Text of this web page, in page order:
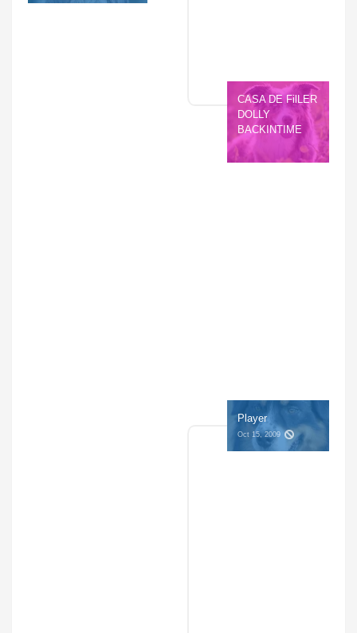
CASA DE FilLER
DOLLY
BACKINTIME
Player
Oct 15, 2009